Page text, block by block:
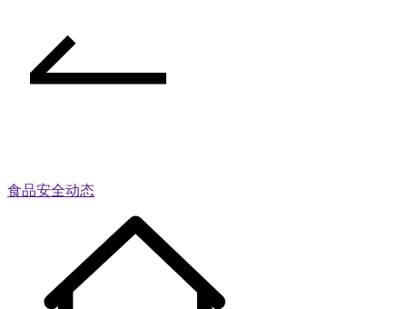
食品安全动态